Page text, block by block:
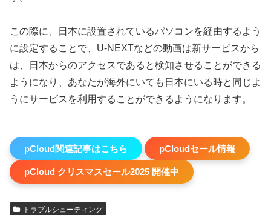
この際に、日本に設置されているパソコンを経由するよう
に設定することで、U-NEXTなどの動画は新サービスから
は、日本からのアクセスであると検知させることができる
ようになり、あなたが海外にいても日本にいる時と同じよ
うにサービスを利用することができるようになります。
pCloud関連記事はこちら pCloudセール情報
pCloud クリスマスセール2025 開催中
トラブルシューティング